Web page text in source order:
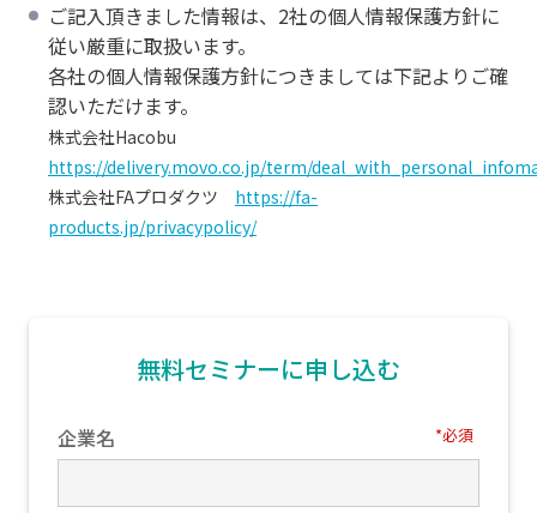
ご記入頂きました情報は、2社の個人情報保護方針に
従い厳重に取扱います。
各社の個人情報保護方針につきましては下記よりご確
認いただけます。
株式会社Hacobu
https://delivery.movo.co.jp/term/
株式会社FAプロダクツ https://fa-
products.jp/privacypolicy/
無料セミナーに申し込む
*
企業名